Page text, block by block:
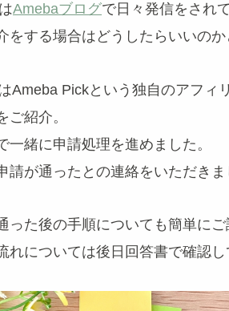
Amebaブログで日々発信をされ
をする場合はどうしたらいいのか
Ameba Pickという独自のアフィ
ご紹介。
一緒に申請処理を進めました。
請が通ったとの連絡をいただきま
った後の手順についても簡単にご
れについては後日回答書で確認し